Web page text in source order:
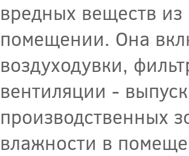
вредных веществ
помещении. Она
воздуходувки,
вентиляции -
производственных
влажности в